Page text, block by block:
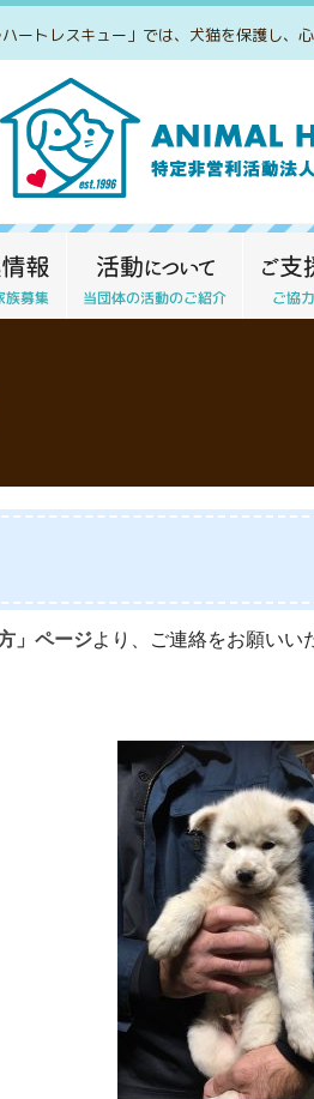
ートレスキュー」では、犬猫を保護し、
」ページより、ご連絡をお願いい